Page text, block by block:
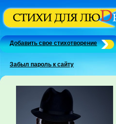
Добавить свое стихотворение
Забыл пароль к сайту